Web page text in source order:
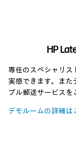
HP
専任のスペシャリス
実感できます。また
プル郵送サービスを
デモルームの詳細は